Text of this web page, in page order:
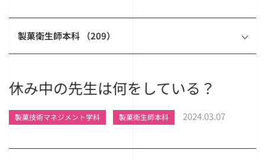
製菓衛生師本科 （209）
休み中の先生は何をしている？
製菓技術マネジメント学科 製菓衛生師本科 2024.03.07